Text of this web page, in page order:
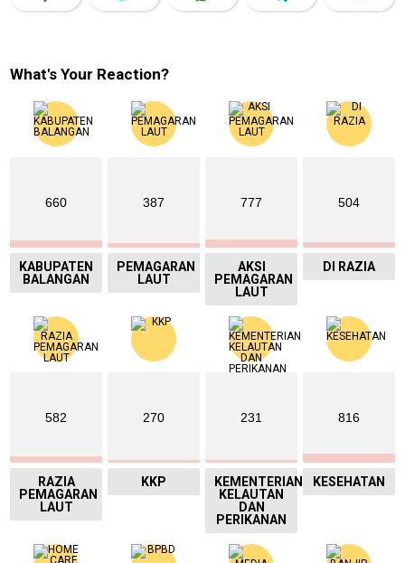
What's Your Reaction?
660
KABUPATEN
BALANGAN
387
PEMAGARAN
LAUT
777
AKSI
PEMAGARAN
LAUT
504
DI RAZIA
582
RAZIA
PEMAGARAN
LAUT
270
KKP
231
KEMENTERIAN
KELAUTAN
DAN
PERIKANAN
816
KESEHATAN